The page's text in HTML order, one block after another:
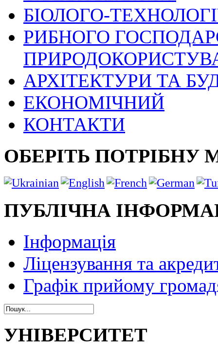
БІОЛОГО-
РИБНОГО
АРХІТЕКТУРИ ТА
ЕКОНОМІЧНИЙ
КОНТАКТИ
ОБЕРІТЬ ПОТРІБНУ
ПУБЛІЧНА
Інформація
Ліцензування та
Графік прийому
УНІВЕРСИТЕТ